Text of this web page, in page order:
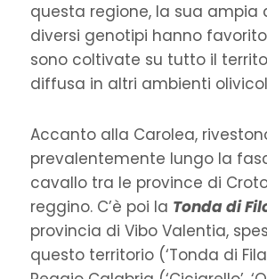
questa regione, la sua ampia
diversi genotipi hanno
sono coltivate su tutto il
diffusa in altri ambienti
Accanto alla Carolea,
prevalentemente lungo la
cavallo tra le province di
reggino. C’è poi la Tonda di
provincia di Vibo Valentia,
questo territorio (‘Tonda di